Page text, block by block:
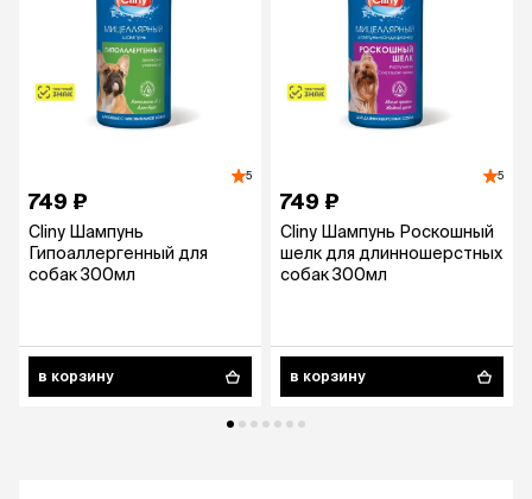
5
749 ₽
Cliny Шампунь
Гипоаллергенный для
собак 300мл
в корзину
5
749 ₽
Cliny Шампунь Роскошный
шелк для длинношерстных
собак 300мл
в корзину